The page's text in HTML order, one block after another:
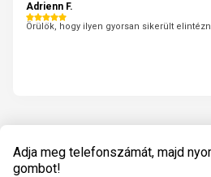
Adrienn F.
Örülök, hogy ilyen gyorsan sikerült
Adja meg telefonszámát, majd
gombot!